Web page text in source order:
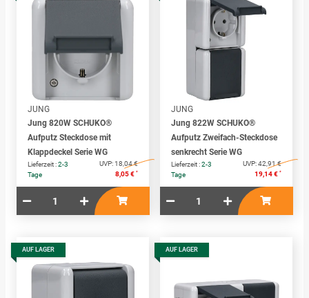
JUNG
Jung 820W SCHUKO®
Aufputz Steckdose mit
Klappdeckel Serie WG
Lieferzeit :2-3
Tage
UVP:18,04 €
8,05 € *
JUNG
Jung 822W SCHUKO®
Aufputz Zweifach-Steckdose
senkrecht Serie WG
Lieferzeit :2-3
Tage
UVP:42,91 €
19,14 € *
AUF LAGER AUF LAGER